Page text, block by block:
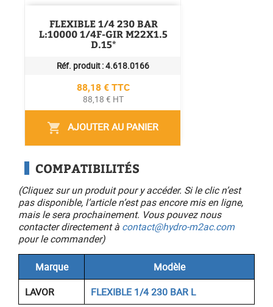
FLEXIBLE 1/4 230 BAR
L:10000 1/4F-GIR M22X1.5
D.15*
Réf. produit :4.618.0166
Prix
88,18 € TTC
88,18 € HT
shopping_cart AJOUTER AU PANIER
COMPATIBILITÉS
(Cliquez sur un produit pour y accéder. Si le clic n’est
pas disponible, l’article n’est pas encore mis en ligne,
mais le sera prochainement. Vous pouvez nous
contacter directement à contact@hydro-m2ac.com
pour le commander)
Marque
Modèle
LAVOR
FLEXIBLE 1/4 230 BAR L